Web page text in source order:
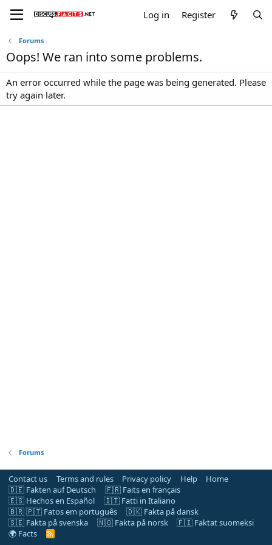
Log in Register
Forums
Oops! We ran into some problems.
An error occurred while the page was being generated. Please
try again later.
Forums
Contact us Terms and rules Privacy policy Help
Home
🇩🇪 Fakten auf Deutsch
🇫🇷 Faits en français
🇪🇸 Hechos en Español
🇮🇹 Fatti in Italiano
🇧🇷 🇵🇹 Fatos em português
🇩🇰 Fakta på dansk
🇸🇪 Fakta på svenska
🇳🇴 Fakta på norsk
🇫🇮 Faktat suomeksi
🌍 Facts
R